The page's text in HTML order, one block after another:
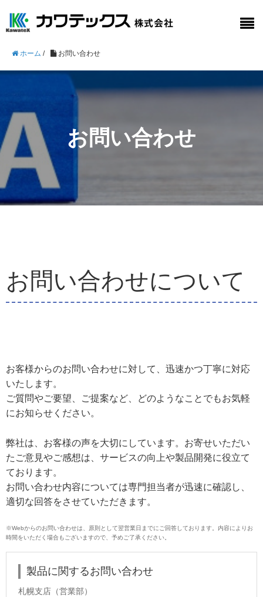
ホーム / お問い合わせ
お問い合わせ
お問い合わせについて
お客様からのお問い合わせに対して、迅速かつ丁寧に対応
いたします。
ご質問やご要望、ご提案など、どのようなことでもお気軽
にお知らせください。
弊社は、お客様の声を大切にしています。お寄せいただい
たご意見やご感想は、サービスの向上や製品開発に役立て
ております。
お問い合わせ内容については専門担当者が迅速に確認し、
適切な回答をさせていただきます。
※Webからのお問い合わせは、原則として翌営業日までにご回答しております。内容によりお
時間をいただく場合もございますので、予めご了承ください。
製品に関するお問い合わせ
札幌支店（営業部）